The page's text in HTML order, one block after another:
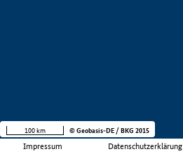
Impressum Datenschutzerklärung
100 km © Geobasis-DE / BKG 2015